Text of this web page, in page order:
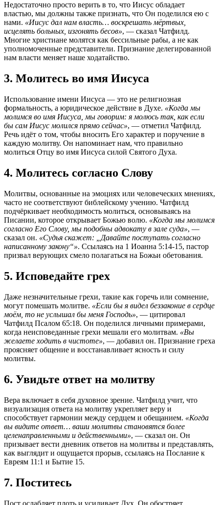
Недостаточно просто верить в то, что Иисус обладает
властью, мы должны также признать, что Он поделился ею с
нами. «Иисус дал нам власть… воскрешать мёртвых,
исцелять больных, изгонять бесов», — сказал Чатфилд.
Многие христиане молятся как бессильные рабы, а не как
уполномоченные представители. Признание делегированной
нам власти меняет наше ходатайство.
3. Молитесь во имя Иисуса
Использование имени Иисуса — это не религиозная
формальность, а юридическое действие в Духе. «Когда мы
молимся во имя Иисуса, мы говорим: я молюсь так, как если
бы сам Иисус молился прямо сейчас», — отметил Чатфилд.
Речь идёт о том, чтобы вносить Его характер и поручение в
каждую молитву. Он напоминает нам, что правильно
молиться Отцу во имя Иисуса силой Святого Духа.
4. Молитесь согласно Слову
Молитвы, основанные на эмоциях или человеческих мнениях,
часто не соответствуют библейскому учению. Чатфилд
подчёркивает необходимость молиться, основываясь на
Писании, которое открывает Божью волю. «Когда мы молимся
согласно Его Слову, мы подобны адвокату в зале суда», —
сказал он. «Судья скажет: „Давайте поступать согласно
написанному закону“». Ссылаясь на 1 Иоанна 5:14-15, пастор
призвал верующих смело полагаться на Божьи обетования.
5. Исповедайте грех
Даже незначительные грехи, такие как горечь или сомнение,
могут помешать молитве. «Если бы я видел беззаконие в сердце
моём, то не услышал бы меня Господь», — цитировал
Чатфилд Псалом 65:18. Он поделился личными примерами,
когда неисповеданные грехи мешали его молитвам. «Вы
желаете ходить в чистоте», — добавил он. Признание греха
проясняет общение и восстанавливает ясность и силу
молитвы.
6. Увидьте ответ на молитву
Вера включает в себя духовное зрение. Чатфилд учит, что
визуализация ответа на молитву укрепляет веру и
способствует гармонии между сердцем и обещанием. «Когда
вы видите ответ… ваши молитвы становятся более
целенаправленными и действенными», — сказал он. Он
призывает вести дневник ответов на молитвы и представлять,
как выглядит и ощущается прорыв, ссылаясь на Послание к
Евреям 11:1 и Бытие 15.
7. Поститесь
Пост ослабляет плоть и усиливает Дух. Он обостряет